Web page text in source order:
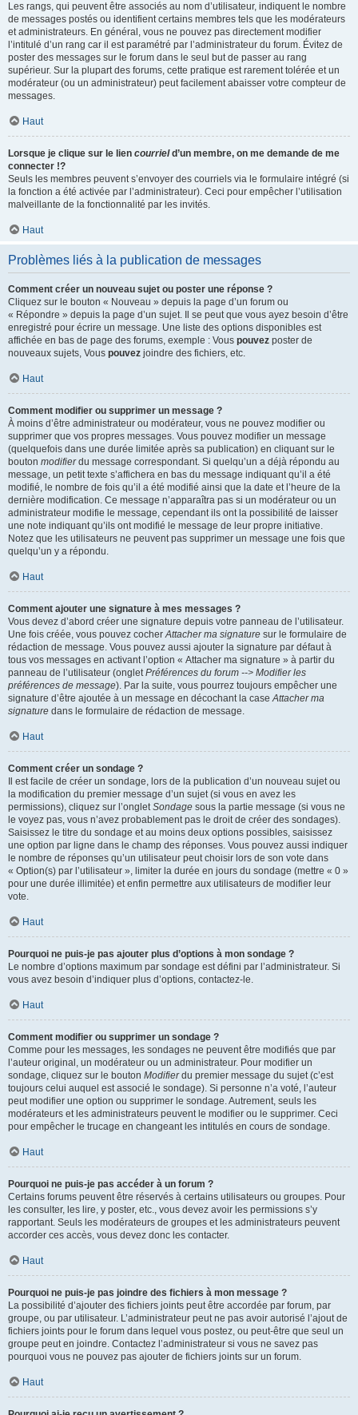
Les rangs, qui peuvent être associés au nom d’utilisateur, indiquent le nombre
de messages postés ou identifient certains membres tels que les modérateurs
et administrateurs. En général, vous ne pouvez pas directement modifier
l’intitulé d’un rang car il est paramétré par l’administrateur du forum. Évitez de
poster des messages sur le forum dans le seul but de passer au rang
supérieur. Sur la plupart des forums, cette pratique est rarement tolérée et un
modérateur (ou un administrateur) peut facilement abaisser votre compteur de
messages.
Haut
Lorsque je clique sur le lien courrield’un membre, on me demande de me
connecter !?
Seuls les membres peuvent s’envoyer des courriels via le formulaire intégré (si
la fonction a été activée par l’administrateur). Ceci pour empêcher l’utilisation
malveillante de la fonctionnalité par les invités.
Haut
Problèmes liés à la publication de messages
Comment créer un nouveau sujet ou poster une réponse ?
Cliquez sur le bouton « Nouveau » depuis la page d’un forum ou
« Répondre » depuis la page d’un sujet. Il se peut que vous ayez besoin d’être
enregistré pour écrire un message. Une liste des options disponibles est
affichée en bas de page des forums, exemple : Vous pouvez poster de
nouveaux sujets, Vous pouvez joindre des fichiers, etc.
Haut
Comment modifier ou supprimer un message ?
À moins d’être administrateur ou modérateur, vous ne pouvez modifier ou
supprimer que vos propres messages. Vous pouvez modifier un message
(quelquefois dans une durée limitée après sa publication) en cliquant sur le
bouton modifierdu message correspondant. Si quelqu’un a déjà répondu au
message, un petit texte s’affichera en bas du message indiquant qu’il a été
modifié, le nombre de fois qu’il a été modifié ainsi que la date et l’heure de la
dernière modification. Ce message n’apparaîtra pas si un modérateur ou un
administrateur modifie le message, cependant ils ont la possibilité de laisser
une note indiquant qu’ils ont modifié le message de leur propre initiative.
Notez que les utilisateurs ne peuvent pas supprimer un message une fois que
quelqu’un y a répondu.
Haut
Comment ajouter une signature à mes messages ?
Vous devez d’abord créer une signature depuis votre panneau de l’utilisateur.
Une fois créée, vous pouvez cocherAttacher ma signature sur le formulaire de
rédaction de message. Vous pouvez aussi ajouter la signature par défaut à
tous vos messages en activant l’option « Attacher ma signature » à partir du
panneau de l’utilisateur (ongletPréférences du forum --> Modifier les
préférences de message). Par la suite, vous pourrez toujours empêcher une
signature d’être ajoutée à un message en décochant la caseAttacher ma
signature dans le formulaire de rédaction de message.
Haut
Comment créer un sondage ?
Il est facile de créer un sondage, lors de la publication d’un nouveau sujet ou
la modification du premier message d’un sujet (si vous en avez les
permissions), cliquez sur l’ongletSondage sous la partie message (si vous ne
le voyez pas, vous n’avez probablement pas le droit de créer des sondages).
Saisissez le titre du sondage et au moins deux options possibles, saisissez
une option par ligne dans le champ des réponses. Vous pouvez aussi indiquer
le nombre de réponses qu’un utilisateur peut choisir lors de son vote dans
« Option(s) par l’utilisateur », limiter la durée en jours du sondage (mettre « 0 »
pour une durée illimitée) et enfin permettre aux utilisateurs de modifier leur
vote.
Haut
Pourquoi ne puis-je pas ajouter plus d’options à mon sondage ?
Le nombre d’options maximum par sondage est défini par l’administrateur. Si
vous avez besoin d’indiquer plus d’options, contactez-le.
Haut
Comment modifier ou supprimer un sondage ?
Comme pour les messages, les sondages ne peuvent être modifiés que par
l’auteur original, un modérateur ou un administrateur. Pour modifier un
sondage, cliquez sur le bouton Modifierdu premier message du sujet (c’est
toujours celui auquel est associé le sondage). Si personne n’a voté, l’auteur
peut modifier une option ou supprimer le sondage. Autrement, seuls les
modérateurs et les administrateurs peuvent le modifier ou le supprimer. Ceci
pour empêcher le trucage en changeant les intitulés en cours de sondage.
Haut
Pourquoi ne puis-je pas accéder à un forum ?
Certains forums peuvent être réservés à certains utilisateurs ou groupes. Pour
les consulter, les lire, y poster, etc., vous devez avoir les permissions s’y
rapportant. Seuls les modérateurs de groupes et les administrateurs peuvent
accorder ces accès, vous devez donc les contacter.
Haut
Pourquoi ne puis-je pas joindre des fichiers à mon message ?
La possibilité d’ajouter des fichiers joints peut être accordée par forum, par
groupe, ou par utilisateur. L’administrateur peut ne pas avoir autorisé l’ajout de
fichiers joints pour le forum dans lequel vous postez, ou peut-être que seul un
groupe peut en joindre. Contactez l’administrateur si vous ne savez pas
pourquoi vous ne pouvez pas ajouter de fichiers joints sur un forum.
Haut